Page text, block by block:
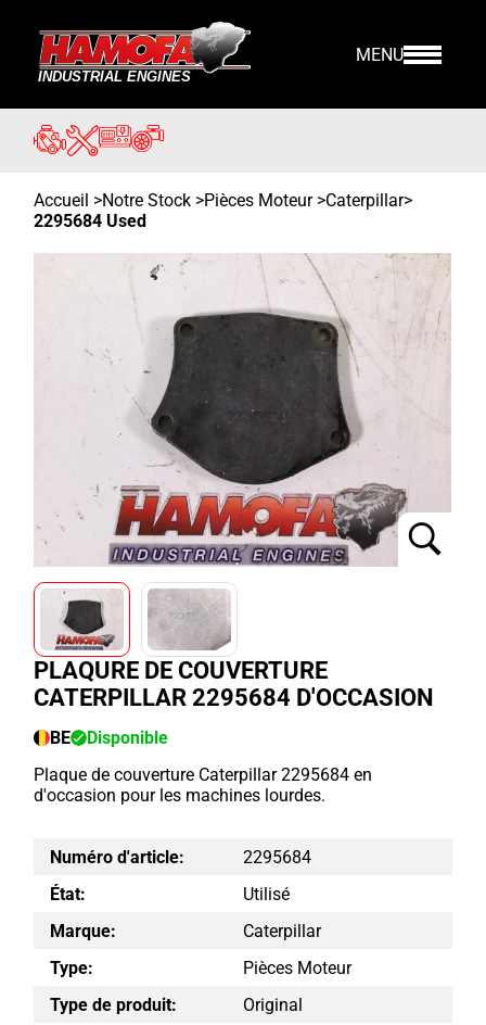
MENU
Accueil >Notre Stock >Pièces Moteur >Caterpillar>
2295684 Used
PLAQURE DE COUVERTURE
CATERPILLAR 2295684 D'OCCASION
BE
Disponible
Plaque de couverture Caterpillar 2295684 en
d'occasion pour les machines lourdes.
Numéro d'article:
2295684
État:
Utilisé
Marque:
Caterpillar
Type:
Pièces Moteur
Type de produit:
Original